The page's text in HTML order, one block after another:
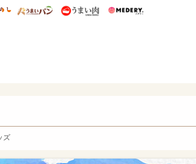
ズニー特集
うまいめし うまいパン うまい肉
ズ